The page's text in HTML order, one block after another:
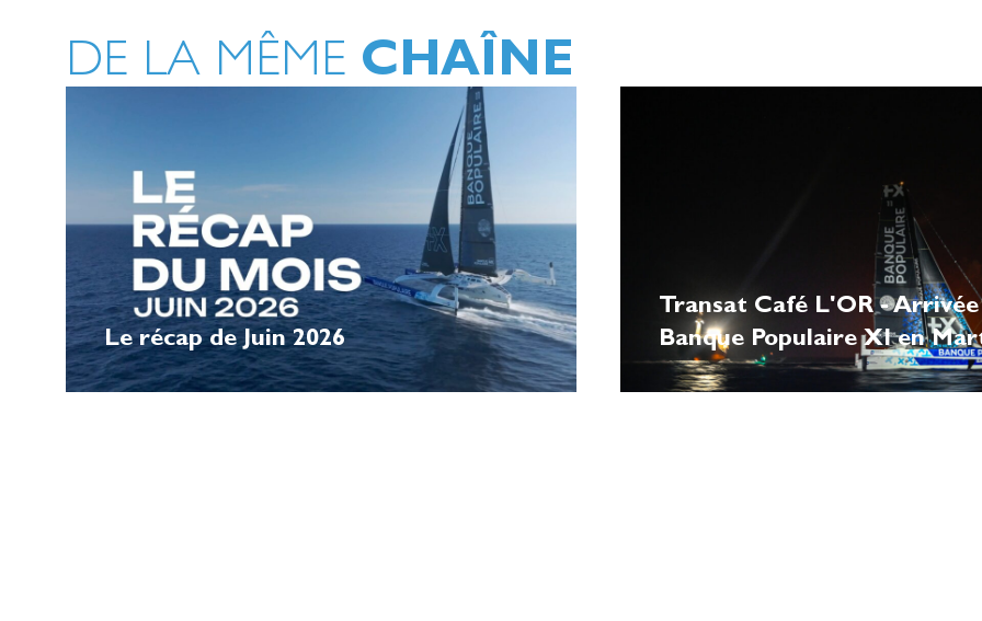
DE LA MÊME CHAÎNE
Le récap de Juin 2026
Transat Café L'OR -
Banque Populaire XI en